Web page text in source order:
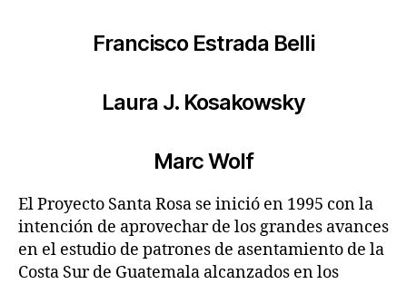
Francisco Estrada Belli
Laura J. Kosakowsky
Marc Wolf
El Proyecto Santa Rosa se inició en 1995 con la
intención de aprovechar de los grandes avances
en el estudio de patrones de asentamiento de la
Costa Sur de Guatemala alcanzados en los